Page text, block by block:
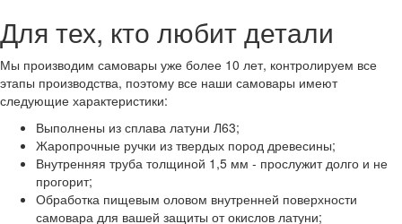
Для тех, кто любит детали
Мы производим самовары уже более 10 лет, контролируем все
этапы производства, поэтому все наши самовары имеют
следующие характеристики:
Выполнены из сплава латуни Л63;
Жаропрочные ручки из твердых пород древесины;
Внутренняя труба толщиной 1,5 мм - прослужит долго и не
прогорит;
Обработка пищевым оловом внутренней поверхности
самовара для вашей защиты от окислов латуни;